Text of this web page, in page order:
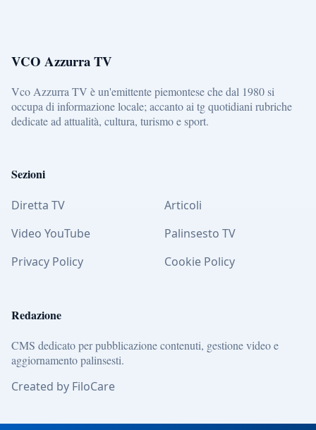
VCO Azzurra TV
Vco Azzurra TV è un'emittente piemontese che dal 1980 si
occupa di informazione locale; accanto ai tg quotidiani rubriche
dedicate ad attualità, cultura, turismo e sport.
Sezioni
Diretta TV
Articoli
Video YouTube
Palinsesto TV
Privacy Policy
Cookie Policy
Redazione
CMS dedicato per pubblicazione contenuti, gestione video e
aggiornamento palinsesti.
Created by FiloCare